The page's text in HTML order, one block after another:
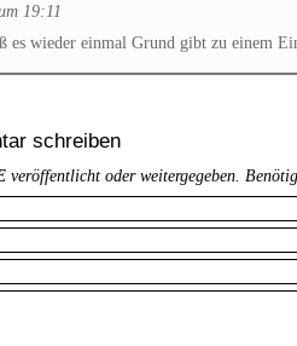
19:11
es wieder einmal Grund gibt zu einem
schreiben
veröffentlicht oder weitergegeben.